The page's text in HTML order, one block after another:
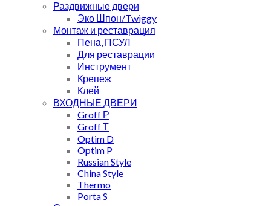
Раздвижные двери
Эко Шпон/Twiggy
Монтаж и реставрация
Пена, ПСУЛ
Для реставрации
Инструмент
Крепеж
Клей
ВХОДНЫЕ ДВЕРИ
Groff Р
Groff Т
Optim D
Optim P
Russian Style
China Style
Thermo
Porta S